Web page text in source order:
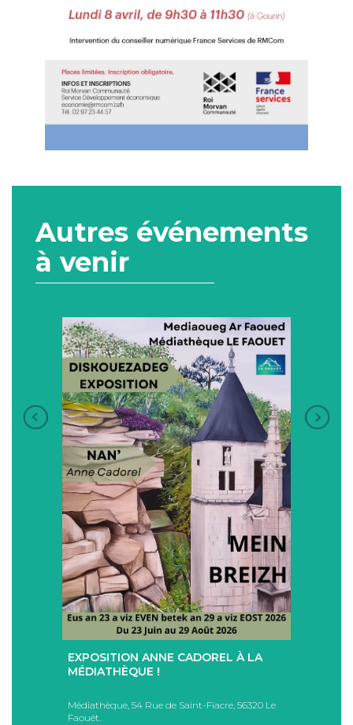
Autres événements
à venir
EXPOSITION ANNE CADOREL À LA
MÉDIATHÈQUE !
Médiathèque, 54 Rue de Saint-Fiacre, 56320 Le
Faouët.